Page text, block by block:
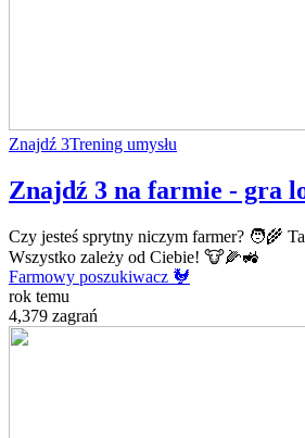
Znajdź 3Trening umysłu
Znajdź 3 na farmie - gra
Czy jesteś sprytny niczym farmer? 🧑‍🌾
Wszystko zależy od Ciebie! 🐮🌽🚜
Farmowy poszukiwacz 🐓
rok temu
4,379 zagrań